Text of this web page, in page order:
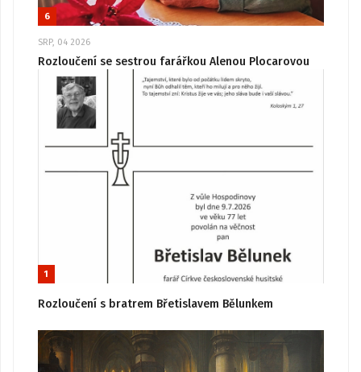
6
SRP, 04 2026
Rozloučení se sestrou farářkou Alenou Plocarovou
1
Rozloučení s bratrem Břetislavem Bělunkem